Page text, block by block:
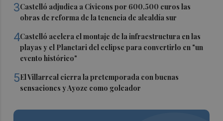
3Castelló adjudica a Civicons por 600.500 euros las
obras de reforma de la tenencia de alcaldía sur
4Castelló acelera el montaje de la infraestructura en las
playas y el Planetari del eclipse para convertirlo en "un
evento histórico"
5El Villarreal cierra la pretemporada con buenas
sensaciones y Ayoze como goleador